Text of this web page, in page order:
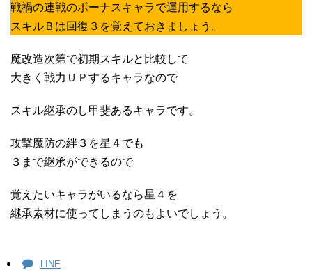
戦禍の連戦のボーナスキャラで運用するなら
スキルＢは回復３を覚えておきましょう。
魔改造次第で初期スキルと比較して
大きく戦力ＵＰするキャラなので
スキル継承のし甲斐あるキャラです。
攻撃魔防の絆３を星４でも
３まで継承ができるので
覚えたいキャラがいるなら星４を
継承素材に使ってしまうのもよいでしょう。
LINE